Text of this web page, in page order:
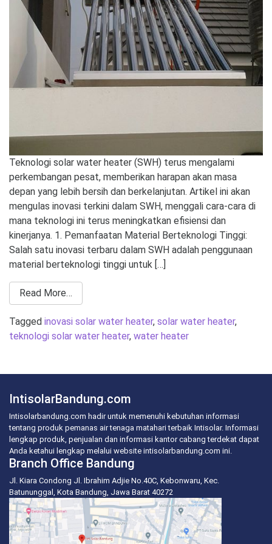
Teknologi solar water heater (SWH) terus mengalami
perkembangan pesat, memberikan harapan akan masa
depan yang lebih bersih dan berkelanjutan. Artikel ini akan
mengulas inovasi terkini dalam SWH, menggali cara-cara di
mana teknologi ini terus meningkatkan efisiensi dan
kinerjanya. 1. Pemanfaatan Material Berteknologi Tinggi:
Salah satu inovasi terbaru dalam SWH adalah penggunaan
material berteknologi tinggi untuk […]
Read More…
Tagged inovasi solar water heater, solar water heater,
teknologi solar water heater, water heater
IntisolarBandung.com
Intisolarbandung.com hadir untuk memenuhi kebutuhan informasi
tentang produk pemanas air tenaga matahari terbaik Intisolar. Informasi
lengkap produk, penjualan dan informasi kantor cabang terdekat dapat
Anda ketahui lengkap melalui website intisolarbandung.com ini.
Branch Office Bandung
Jl. Kiara Condong Jl. Ibrahim Adjie No.40C, Kebonwaru, Kec.
Batununggal, Kota Bandung, Jawa Barat 40272